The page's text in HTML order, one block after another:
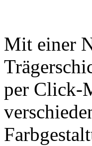
Mit einer
per Click-